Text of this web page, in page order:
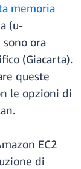
memoria
(u-
ora
(Giacarta).
queste
le opzioni di
EC2
di